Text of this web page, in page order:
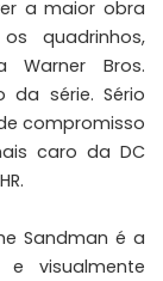
a maior obra
quadrinhos,
Warner Bros.
da série. Sério
compromisso
caro da DC
.
Sandman é a
visualmente